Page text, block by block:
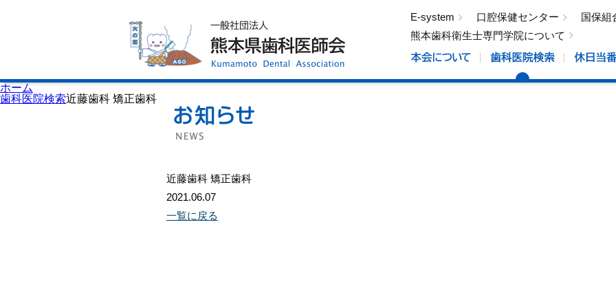
E-system 口腔保健センター
国保組
熊本歯科衛生士専門学院について
ホーム
歯科医院検索近藤歯科 矯正歯科
近藤歯科 矯正歯科
2021.06.07
一覧に戻る
歯科医院検索
休日当番医
イベント案内
歯の豆知識
口腔保健センター
国保組合からのお知らせ
熊本歯科衛生士専門学院
会員専用ページ
プライバシーポリシー
サイトマップ